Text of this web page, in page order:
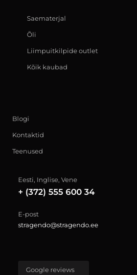
Saematerjal
Õli
Liimpuitkilpide outlet
Kõik kaubad
Blogi
Kontaktid
Teenused
Eesti, Inglise, Vene
+ (372) 555 600 34
E-post
stragendo@stragendo.ee
Google reviews